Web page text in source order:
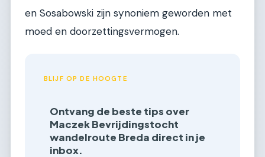
en Sosabowski zijn synoniem geworden met
moed en doorzettingsvermogen.
BLIJF OP DE HOOGTE
Ontvang de beste tips over
Maczek Bevrijdingstocht
wandelroute Breda direct in je
inbox.